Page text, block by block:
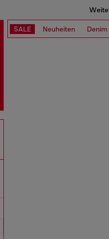
SALE Neuheiten Denim